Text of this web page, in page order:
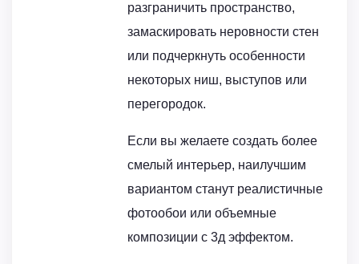
разграничить пространство,
замаскировать неровности стен
или подчеркнуть особенности
некоторых ниш, выступов или
перегородок.
Если вы желаете создать более
смелый интерьер, наилучшим
вариантом станут реалистичные
фотообои или объемные
композиции с 3д эффектом.